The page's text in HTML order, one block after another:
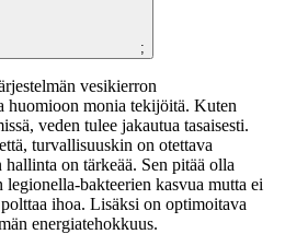
;
vesikierron
huomioon monia tekijöitä. Kuten
veden tulee jakautua tasaisesti.
turvallisuuskin on otettava
on tärkeää. Sen pitää olla
bakteerien kasvua mutta ei
ihoa. Lisäksi on optimoitava
energiatehokkuus.